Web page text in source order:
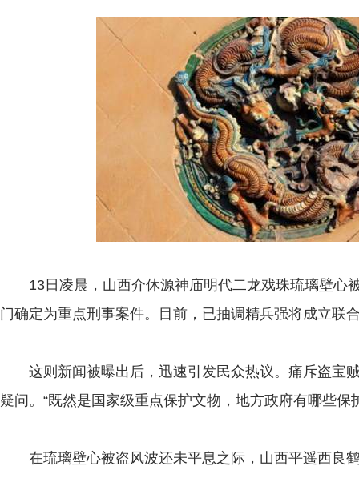
13日凌晨，山西介休源神庙明代二龙戏珠琉璃壁心
门确定为重点刑事案件。目前，已抽调精兵强将成立联
这则新闻被曝出后，迅速引发民众热议。痛斥盗宝
疑问。“既然是国家级重点保护文物，地方政府有哪些保
在琉璃壁心被盗风波还未平息之际，山西平遥西良